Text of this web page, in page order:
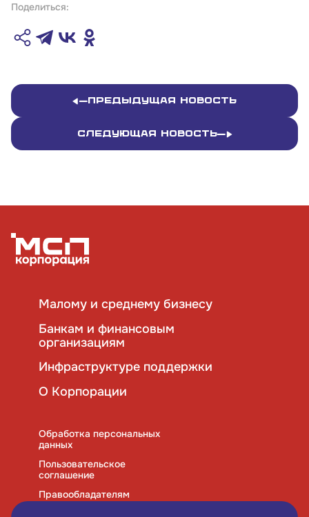
стр.1
Поделиться:
Предыдущая новость
Следующая новость
Малому и среднему бизнесу
Банкам и финансовым
организациям
Инфраструктуре поддержки
О Корпорации
Обработка персональных
данных
Пользовательское
соглашение
Правообладателям